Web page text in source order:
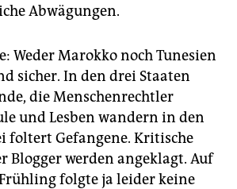
Abwägungen.
Weder Marokko noch Tunesien
sicher. In den drei Staaten
die Menschenrechtler
und Lesben wandern in den
foltert Gefangene. Kritische
Blogger werden angeklagt. Auf
folgte ja leider keine